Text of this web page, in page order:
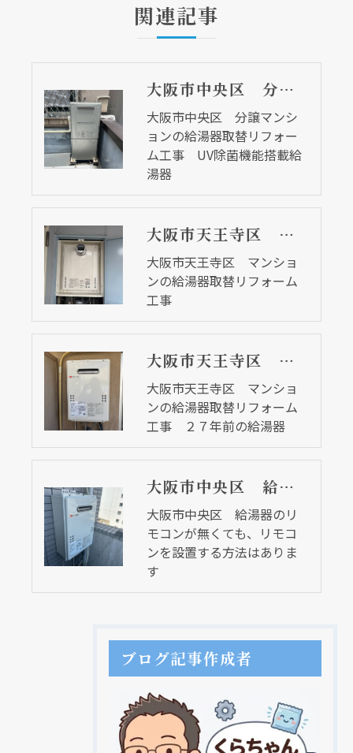
関連記事
大阪市中央区 分譲マンションの給湯器取替リフォーム工事 UV除菌機能搭載給湯器
大阪市中央区 分譲マンシ
ョンの給湯器取替リフォー
ム工事 UV除菌機能搭載給
湯器
大阪市天王寺区 マンションの給湯器取替リフォーム工事
大阪市天王寺区 マンショ
ンの給湯器取替リフォーム
工事
大阪市天王寺区 マンションの給湯器取替リフォーム工事 ２７年前の給湯器
大阪市天王寺区 マンショ
ンの給湯器取替リフォーム
工事 ２７年前の給湯器
大阪市中央区 給湯器のリモコンが無くても、リモコンを設置する方法はあります
大阪市中央区 給湯器のリ
モコンが無くても、リモコ
ンを設置する方法はありま
す
ブログ記事作成者